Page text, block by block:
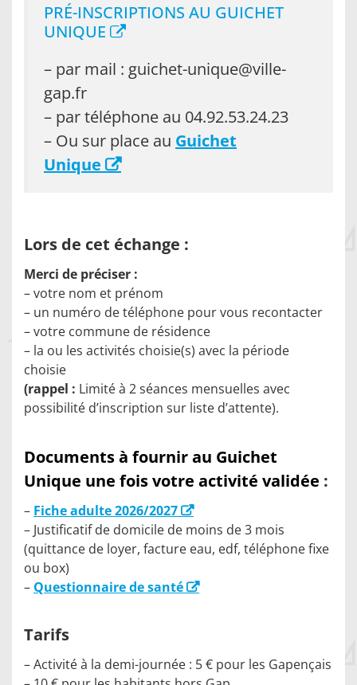
PRÉ-INSCRIPTIONS AU GUICHET
UNIQUE
– par mail : guichet-unique@ville-
gap.fr
– par téléphone au 04.92.53.24.23
– Ou sur place au Guichet
Unique
Lors de cet échange :
Merci de préciser :
– votre nom et prénom
– un numéro de téléphone pour vous recontacter
– votre commune de résidence
– la ou les activités choisie(s) avec la période
choisie
(rappel : Limité à 2 séances mensuelles avec
possibilité d’inscription sur liste d’attente).
Documents à fournir au Guichet
Unique une fois votre activité validée :
– Fiche adulte 2026/2027
– Justificatif de domicile de moins de 3 mois
(quittance de loyer, facture eau, edf, téléphone fixe
ou box)
– Questionnaire de santé
Tarifs
– Activité à la demi-journée : 5 € pour les Gapençais